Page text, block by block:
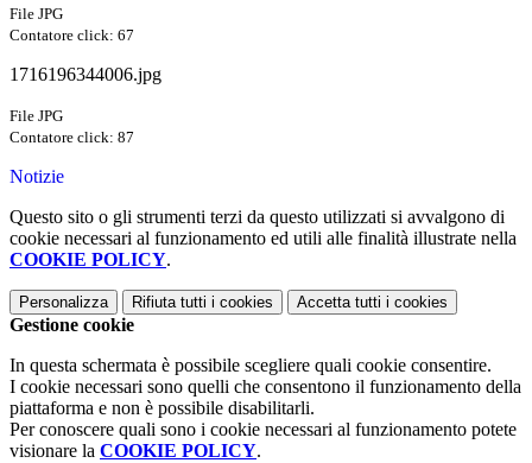
File JPG
Contatore click: 67
1716196344006.jpg
File JPG
Contatore click: 87
Notizie
Questo sito o gli strumenti terzi da questo utilizzati si avvalgono di
cookie necessari al funzionamento ed utili alle finalità illustrate nella
COOKIE POLICY.
Personalizza Rifiuta tutti i cookies Accetta tutti i cookies
Gestione cookie
In questa schermata è possibile scegliere quali cookie consentire.
I cookie necessari sono quelli che consentono il funzionamento della
piattaforma e non è possibile disabilitarli.
Per conoscere quali sono i cookie necessari al funzionamento potete
visionare la COOKIE POLICY.